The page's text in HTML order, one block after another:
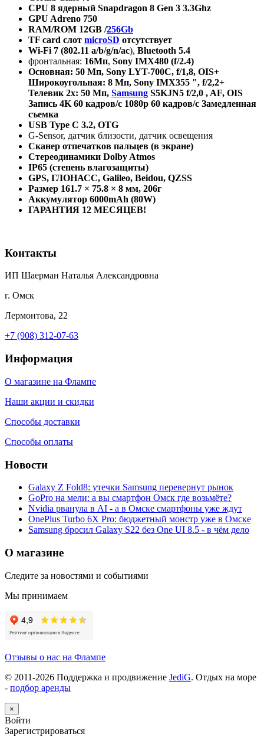
CPU 8 ядерный Snapdragon 8 Gen 3 3.3Ghz
GPU Adreno 750
RAM/ROM 12GB /256Gb
TF card слот microSD отсутствует
Wi-Fi 7 (802.11 a/b/g/n/ac), Bluetooth 5.4
фронтальная: 16Мп, Sony IMX480 (f/2.4)
Основная: 50 Мп, Sony LYT-700C, f/1,8, OIS+
Широкоугольная: 8 Мп, Sony IMX355 ", f/2,2+
Телевик 2х: 50 Мп, Samsung S5KJN5 f/2,0 , AF, OIS
Запись 4K 60 кадров/c 1080p 60 кадров/c Замедленная
съемка
USB Type C 3.2, OTG
G-Sensor, датчик близости, датчик освещения
Сканер отпечатков пальцев (в экране)
Стереодинамики Dolby Atmos
IP65 (степень влагозащиты)
GPS, ГЛОНАСС, Galileo, Beidou, QZSS
Размер 161.7 × 75.8 × 8 мм, 206г
Аккумулятор 6000mAh (80W)
ГАРАНТИЯ 12 МЕСЯЦЕВ!
Контакты
ИП Шаерман Наталья Александровна
г. Омск
Лермонтова, 22
+7 (908) 312-07-63
Информация
О магазине на Флампе
Наши акции и скидки
Способы доставки
Способы оплаты
Новости
Galaxy Z Fold8: утечки Samsung перевернут рынок
GoPro на мели: а вы смартфон Омск где возьмёте?
Nvidia рванула в AI - а в Омске смартфоны уже ждут
OnePlus Turbo 6X Pro: бюджетный монстр уже в Омске
Samsung бросил Galaxy S22 без One UI 8.5 - в чём дело
О магазине
Следите за новостями и событиями
Мы принимаем
Отзывы о нас на Флампе
© 2011-2026 Поддержка и продвижение JediG. Отдых на море
- подбор аренды
×
Войти
Зарегистрироваться